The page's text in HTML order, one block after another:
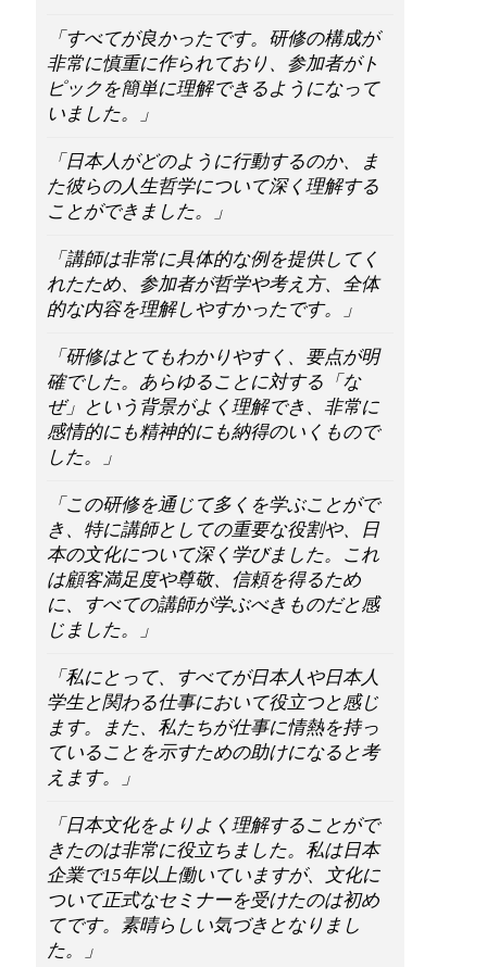
「すべてが良かったです。研修の構成が
非常に慎重に作られており、参加者がト
ピックを簡単に理解できるようになって
いました。」
「日本人がどのように行動するのか、ま
た彼らの人生哲学について深く理解する
ことができました。」
「講師は非常に具体的な例を提供してく
れたため、参加者が哲学や考え方、全体
的な内容を理解しやすかったです。」
「研修はとてもわかりやすく、要点が明
確でした。あらゆることに対する「な
ぜ」という背景がよく理解でき、非常に
感情的にも精神的にも納得のいくもので
した。」
「この研修を通じて多くを学ぶことがで
き、特に講師としての重要な役割や、日
本の文化について深く学びました。これ
は顧客満足度や尊敬、信頼を得るため
に、すべての講師が学ぶべきものだと感
じました。」
「私にとって、すべてが日本人や日本人
学生と関わる仕事において役立つと感じ
ます。また、私たちが仕事に情熱を持っ
ていることを示すための助けになると考
えます。」
「日本文化をよりよく理解することがで
きたのは非常に役立ちました。私は日本
企業で15年以上働いていますが、文化に
ついて正式なセミナーを受けたのは初め
てです。素晴らしい気づきとなりまし
た。」